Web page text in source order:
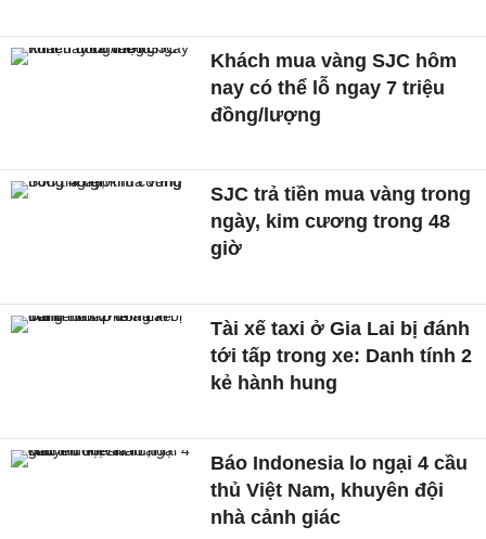
Khách mua vàng SJC hôm
nay có thể lỗ ngay 7 triệu
đồng/lượng
SJC trả tiền mua vàng trong
ngày, kim cương trong 48
giờ
Tài xế taxi ở Gia Lai bị đánh
tới tấp trong xe: Danh tính 2
kẻ hành hung
Báo Indonesia lo ngại 4 cầu
thủ Việt Nam, khuyên đội
nhà cảnh giác